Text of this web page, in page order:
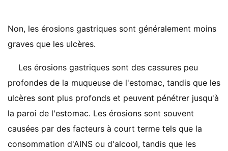
Non, les érosions gastriques sont généralement moins
graves que les ulcères.
Les érosions gastriques sont des cassures peu
profondes de la muqueuse de l'estomac, tandis que les
ulcères sont plus profonds et peuvent pénétrer jusqu'à
la paroi de l'estomac. Les érosions sont souvent
causées par des facteurs à court terme tels que la
consommation d'AINS ou d'alcool, tandis que les